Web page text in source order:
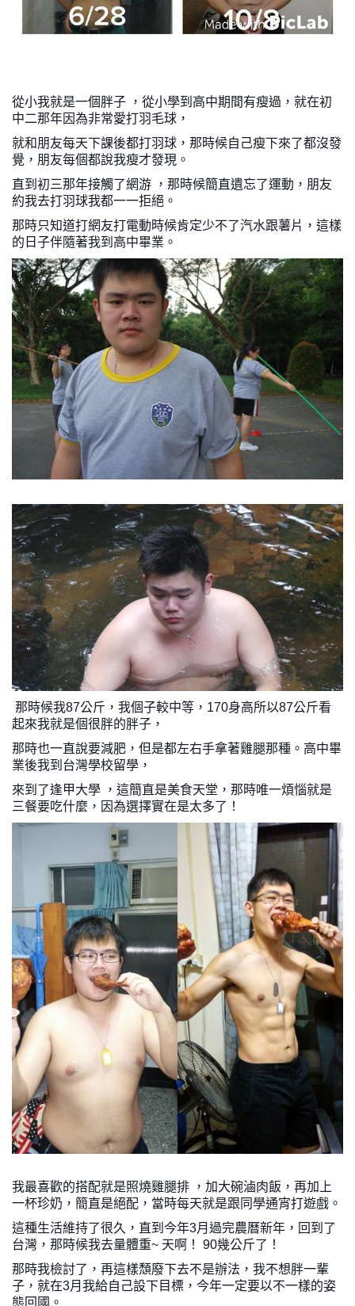
從小我就是一個胖子 ，從小學到高中期間有瘦過，就在初
中二那年因為非常愛打羽毛球，
就和朋友每天下課後都打羽球，那時候自己瘦下來了都沒發
覺，朋友每個都說我瘦才發現。
直到初三那年接觸了網游 ，那時候簡直遺忘了運動，朋友
約我去打羽球我都一一拒絕。
那時只知道打網友打電動時候肯定少不了汽水跟薯片，這樣
的日子伴隨著我到高中畢業。
起來我就是個很胖的胖子，
那時也一直說要減肥，但是都左右手拿著雞腿那種。高中畢
業後我到台灣學校留學，
來到了逢甲大學 ，這簡直是美食天堂，那時唯一煩惱就是
三餐要吃什麼，因為選擇實在是太多了！
我最喜歡的搭配就是照燒雞腿排 ，加大碗滷肉飯，再加上
一杯珍奶，簡直是絕配，當時每天就是跟同學通宵打遊戲。
這種生活維持了很久，直到今年3月過完農曆新年，回到了
台灣，那時候我去量體重~ 天啊！ 90幾公斤了！
那時我檢討了，再這樣頹廢下去不是辦法，我不想胖一輩
子，就在3月我給自己設下目標，今年一定要以不一樣的姿
態回國。